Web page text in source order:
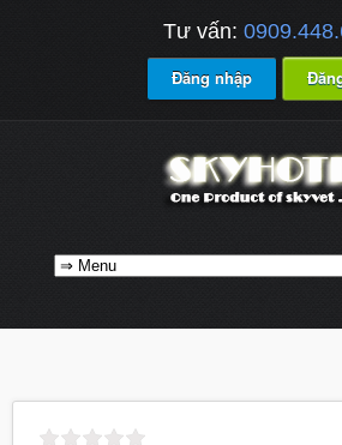
Tư vấn:
Đăng nhập